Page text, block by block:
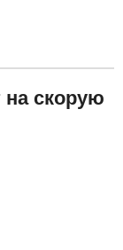
скорую